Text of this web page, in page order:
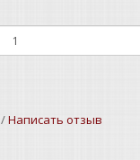
/Написать отзыв